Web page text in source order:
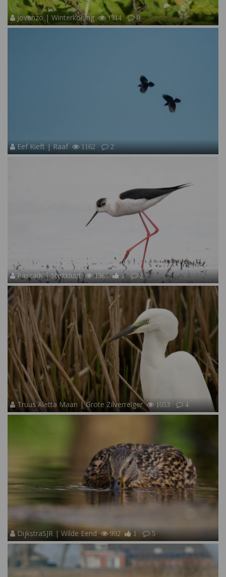
Jovanzo | Winterkoning 1314 0
Eef Kieft | Raaf 1162 2
PascalK | Steltkluut 1363 1 2
Truus Aletta Maan | Grote Zilverreiger 1053 4
DijkstraSJR | Wilde Eend 992 1 5